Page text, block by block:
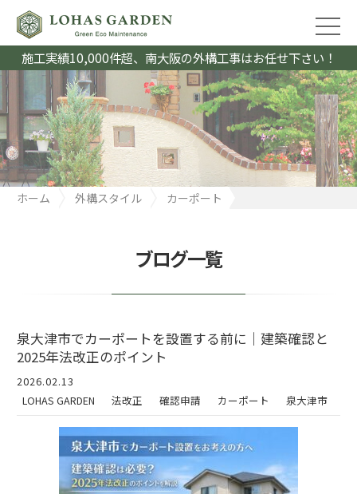
施工実績10,000件超、南大阪の外構工事はお任せ下さい！
ホーム 外構スタイル
カーポート
ブログ一覧
泉大津市でカーポートを設置する前に｜建築確認と
2025年法改正のポイント
2026.02.13
LOHAS GARDEN
法改正 確認申請 カーポート 泉大津市